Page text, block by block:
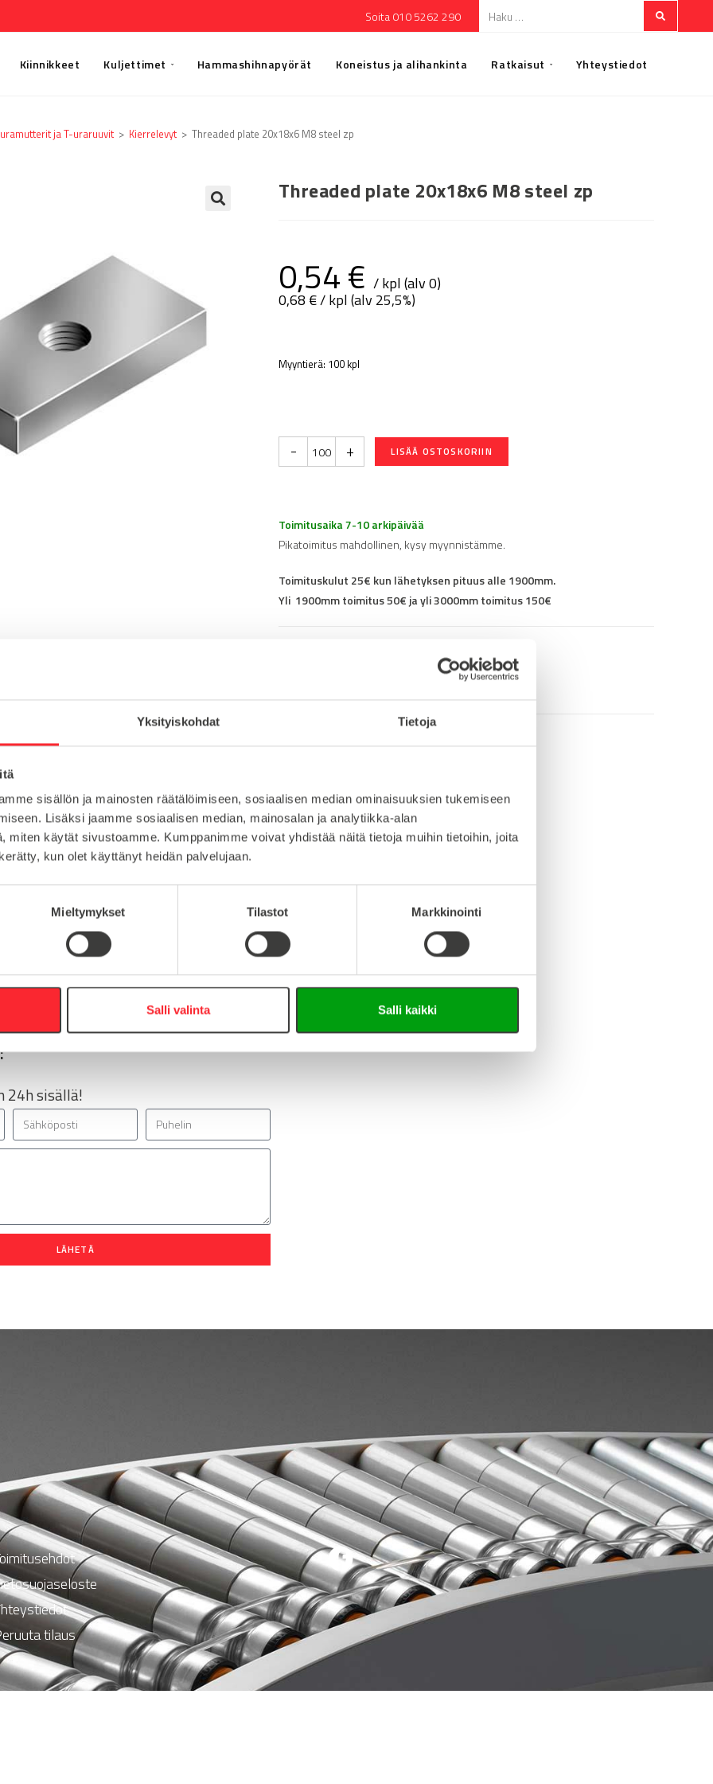
Yksityiskohdat Tietoja
sisällön ja mainosten räätälöimiseen, sosiaalisen median ominaisuuksien tukemiseen
Lisäksi jaamme sosiaalisen median, mainosalan ja analytiikka-alan
miten käytät sivustoamme. Kumppanimme voivat yhdistää näitä tietoja muihin tietoihin, joita
kun olet käyttänyt heidän palvelujaan.
Mieltymykset Tilastot Markkinointi
Salli valinta Salli kaikki
Soita 010 5262 290
Kiinnikkeet Kuljettimet Hammashihnapyörät Koneistus ja alihankinta Ratkaisut Yhteystiedot
ja T-uraruuvit > Kierrelevyt > Threaded plate 20x18x6 M8 steel zp
Threaded plate 20x18x6 M8 steel zp
0,54€ / kpl (alv 0)
0,68 €/ kpl (alv 25,5%)
Myyntierä: 100 kpl
- + LISÄÄ OSTOSKORIIN
Toimitusaika 7-10 arkipäivää
Pikatoimitus mahdollinen, kysy myynnistämme.
Toimituskulut 25€ kun lähetyksen pituus alle 1900mm.
Yli 1900mm toimitus 50€ ja yli 3000mm toimitus 150€
100
M8 Lataa 3D-tiedosto (Step-tiedosto)
info@easy-systems.fi
24h sisällä!
LÄHETÄ
tilaus